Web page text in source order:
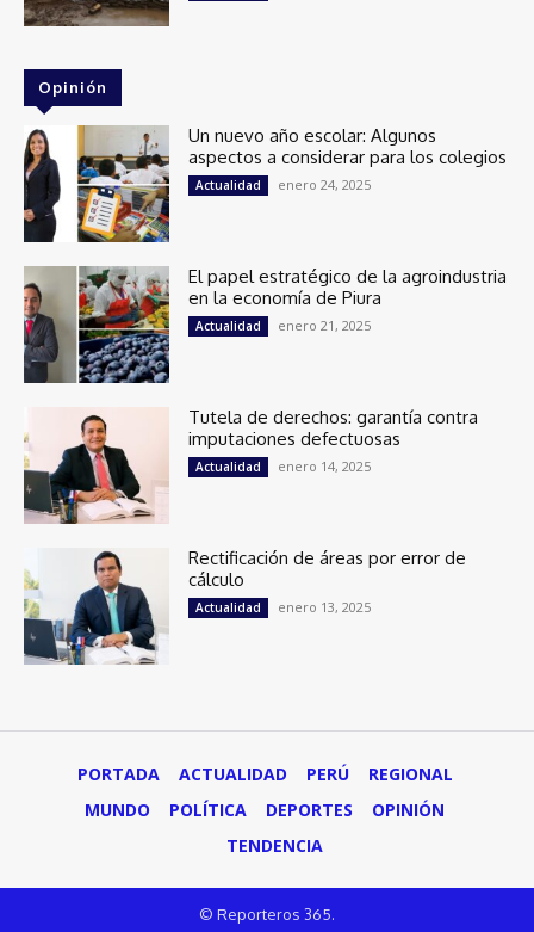
Opinión
Un nuevo año escolar: Algunos
aspectos a considerar para los colegios
Actualidad enero 24, 2025
El papel estratégico de la agroindustria
en la economía de Piura
Actualidad enero 21, 2025
Tutela de derechos: garantía contra
imputaciones defectuosas
Actualidad enero 14, 2025
Rectificación de áreas por error de
cálculo
Actualidad enero 13, 2025
PORTADA ACTUALIDAD PERÚ
REGIONAL
MUNDO
POLÍTICA DEPORTES
OPINIÓN
TENDENCIA
© Reporteros 365.